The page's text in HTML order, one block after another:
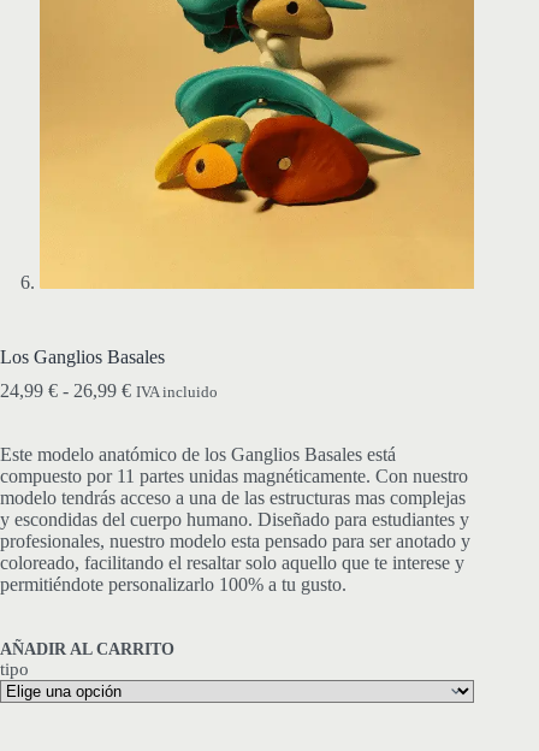
Los Ganglios Basales
24,99 € - 26,99 €Rango
desde
24,99 €
hasta
26,99 €
IVA incluido
Este modelo anatómico de los Ganglios Basales está
compuesto por 11 partes unidas magnéticamente. Con nuestro
modelo tendrás acceso a una de las estructuras mas complejas
y escondidas del cuerpo humano. Diseñado para estudiantes y
profesionales, nuestro modelo esta pensado para ser anotado y
coloreado, facilitando el resaltar solo aquello que te interese y
permitiéndote personalizarlo 100% a tu gusto.
AÑADIR AL CARRITO
tipo